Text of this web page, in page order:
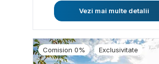
Vezi mai multe detalii
Comision 0% Exclusivitate